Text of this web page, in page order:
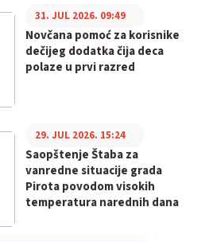
Novčana pomoć za korisnike
dečijeg dodatka čija deca
polaze u prvi razred
31. JUL 2026. 09:49
Saopštenje Štaba za
vanredne situacije grada
Pirota povodom visokih
temperatura narednih dana
29. JUL 2026. 15:24